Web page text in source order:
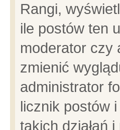
Rangi,
ile postów ten
moderator czy
zmienić
administrator
licznik postów
takich działań